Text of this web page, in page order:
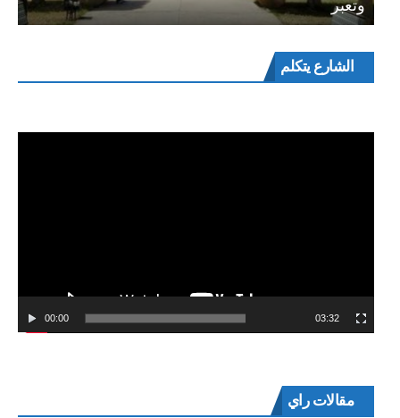
وتعبر
الشارع يتكلممشغل
00:00 03:32
مقالات راي